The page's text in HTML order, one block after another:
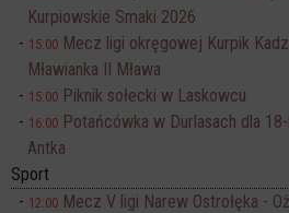
Kurpiowskie Smaki 2026
15:00 Mecz ligi okręgowej Kurpik
Mławianka II Mława
15:00 Piknik sołecki w Laskowcu
16:00 Potańcówka w Durlasach dla
Antka
Sport
12:00 Mecz V ligi Narew Ostrołęka -